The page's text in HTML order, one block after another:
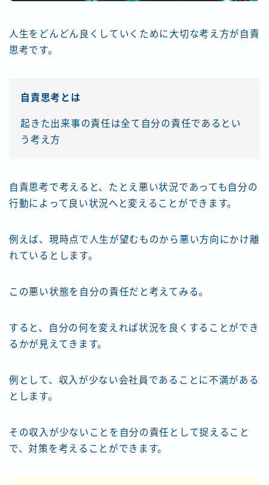
人生をどんどん良くしていくために大切な考え方が自責
思考です。
自責思考とは
起きた出来事の責任は全て自分の責任であるとい
う考え方
自責思考で考えると、たとえ悪い状況であっても自分の
行動によって良い状況へと変えることができます。
例えば、現時点で人生が望むものから悪い方向にかけ離
れているとします。
この悪い状態を自分の責任だと考えてみる。
すると、自分の何を変えれば状況を良くすることができ
るかが見えてきます。
例として、収入が少ない会社員であることに不満がある
とします。
その収入が少ないことを自分の責任として捉えること
で、対策を考えることができます。